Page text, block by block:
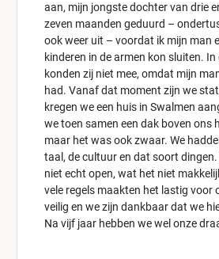
aan, mijn jongste dochter van drie
zeven maanden geduurd –
ook weer uit – voordat ik mijn man
kinderen in de armen kon sluiten.
konden zij niet mee, omdat mijn
had. Vanaf dat moment zijn we
kregen we een huis in Swalmen
we toen samen een dak boven ons
maar het was ook zwaar. We
taal, de cultuur en dat soort dingen.
niet echt open, wat het niet
vele regels maakten het lastig voor
veilig en we zijn dankbaar dat we
Na vijf jaar hebben we wel onze